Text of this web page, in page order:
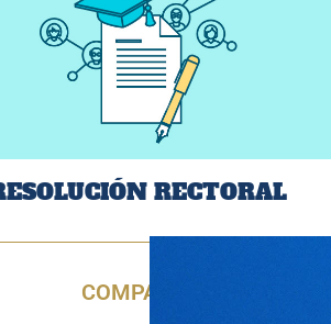
RECTORAL
COMPARTE